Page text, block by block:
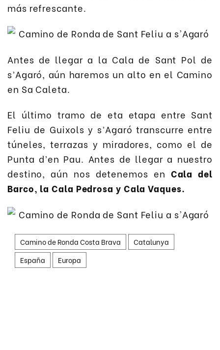
más refrescante.
Antes de llegar a la Cala de Sant Pol de
s’Agaró, aún haremos un alto en el Camino
en Sa Caleta.
El último tramo de eta etapa entre Sant
Feliu de Guixols y s’Agaró transcurre entre
túneles, terrazas y miradores, como el de
Punta d’en Pau. Antes de llegar a nuestro
destino, aún nos detenemos en Cala del
Barco, la Cala Pedrosa y Cala Vaques.
Camino de Ronda Costa Brava
Catalunya
España
Europa